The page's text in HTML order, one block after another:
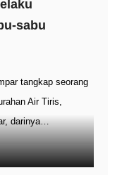
sabu
tangkap seorang
Air Tiris,
darinya…